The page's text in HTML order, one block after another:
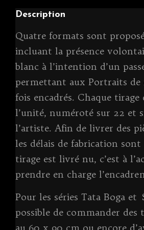
o
o
k
er a
t
Description
Quatre formats sont
incluant la présence
blanc à l’intention d’un
permettant aux Portraits de
fois encadrés. Chaque tirage
l’unité, numéroté sur 22 et
l’artiste. Afin de livrer des
les délais de fabrication sont
tirage est livré nu, c’est à
prendre en charge
Pour les séries Tata Boga et
possible de commander des